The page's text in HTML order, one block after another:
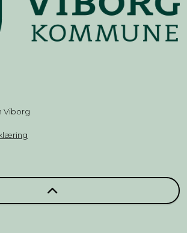
Viborg